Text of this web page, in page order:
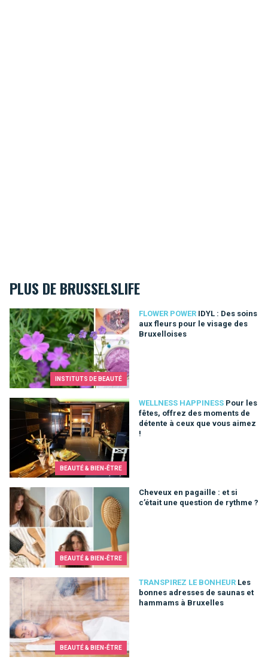
PLUS DE BRUSSELSLIFE
INSTITUTS DE BEAUTÉ
FLOWER POWER IDYL : Des soins
aux fleurs pour le visage des
Bruxelloises
IDYL : Des soins aux fleurs pour le visage des Bruxelloises
BEAUTÉ & BIEN-ÊTRE
WELLNESS HAPPINESS Pour les
fêtes, offrez des moments de
détente à ceux que vous aimez
!
Pour les fêtes, offrez des moments de détente à ceux que
BEAUTÉ & BIEN-ÊTRE
Cheveux en pagaille : et si
c’était une question de rythme ?
Cheveux en pagaille : et si c’était une question de rythme ?
BEAUTÉ & BIEN-ÊTRE
TRANSPIREZ LE BONHEUR Les
bonnes adresses de saunas et
hammams à Bruxelles
Les bonnes adresses de saunas et hammams à Bruxelles